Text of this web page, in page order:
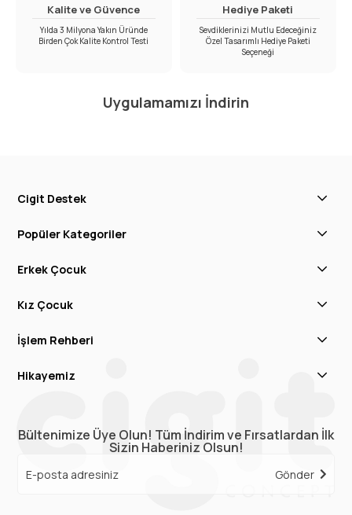
Kalite ve Güvence
Yılda 3 Milyona Yakın Üründe
Birden Çok Kalite Kontrol Testi
Hediye Paketi
Sevdiklerinizi Mutlu Edeceğiniz
Özel Tasarımlı Hediye Paketi
Seçeneği
Uygulamamızı İndirin
Cigit Destek
Popüler Kategoriler
Erkek Çocuk
Kız Çocuk
İşlem Rehberi
Hikayemiz
Bültenimize Üye Olun! Tüm İndirim ve Fırsatlardan İlk
Sizin Haberiniz Olsun!
Gönder